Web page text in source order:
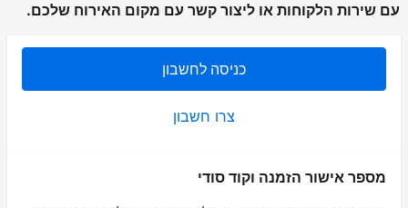
עם שירות הלקוחות או ליצור קשר עם מקום האירוח שלכם.
כניסה לחשבון
צרו חשבון
מספר אישור הזמנה וקוד סודי